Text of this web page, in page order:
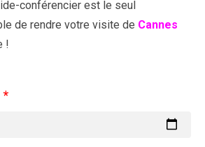
conférencier est le seul
de rendre votre visite de Cannes
!
*